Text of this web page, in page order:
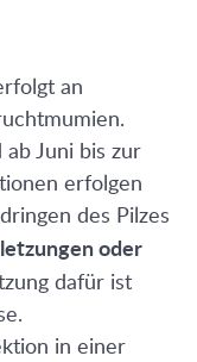
an
Juni bis zur
erfolgen
des Pilzes
oder
dafür ist
in einer